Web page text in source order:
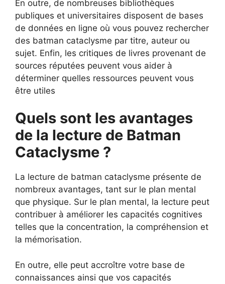
En outre, de nombreuses bibliothèques
publiques et universitaires disposent de bases
de données en ligne où vous pouvez rechercher
des batman cataclysme par titre, auteur ou
sujet. Enfin, les critiques de livres provenant de
sources réputées peuvent vous aider à
déterminer quelles ressources peuvent vous
être utiles
Quels sont les avantages
de la lecture de Batman
Cataclysme ?
La lecture de batman cataclysme présente de
nombreux avantages, tant sur le plan mental
que physique. Sur le plan mental, la lecture peut
contribuer à améliorer les capacités cognitives
telles que la concentration, la compréhension et
la mémorisation.
En outre, elle peut accroître votre base de
connaissances ainsi que vos capacités